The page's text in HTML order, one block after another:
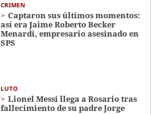
CRIMEN
Captaron sus últimos momentos:
así era Jaime Roberto Becker
Menardi​​​, empresario asesinado en
SPS
LUTO
Lionel Messi llega a Rosario tras
fallecimiento de su padre Jorge